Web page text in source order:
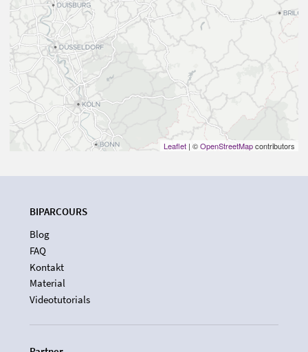
Leaflet | ©OpenStreetMapcontributors
BIPARCOURS
Blog
FAQ
Kontakt
Material
Videotutorials